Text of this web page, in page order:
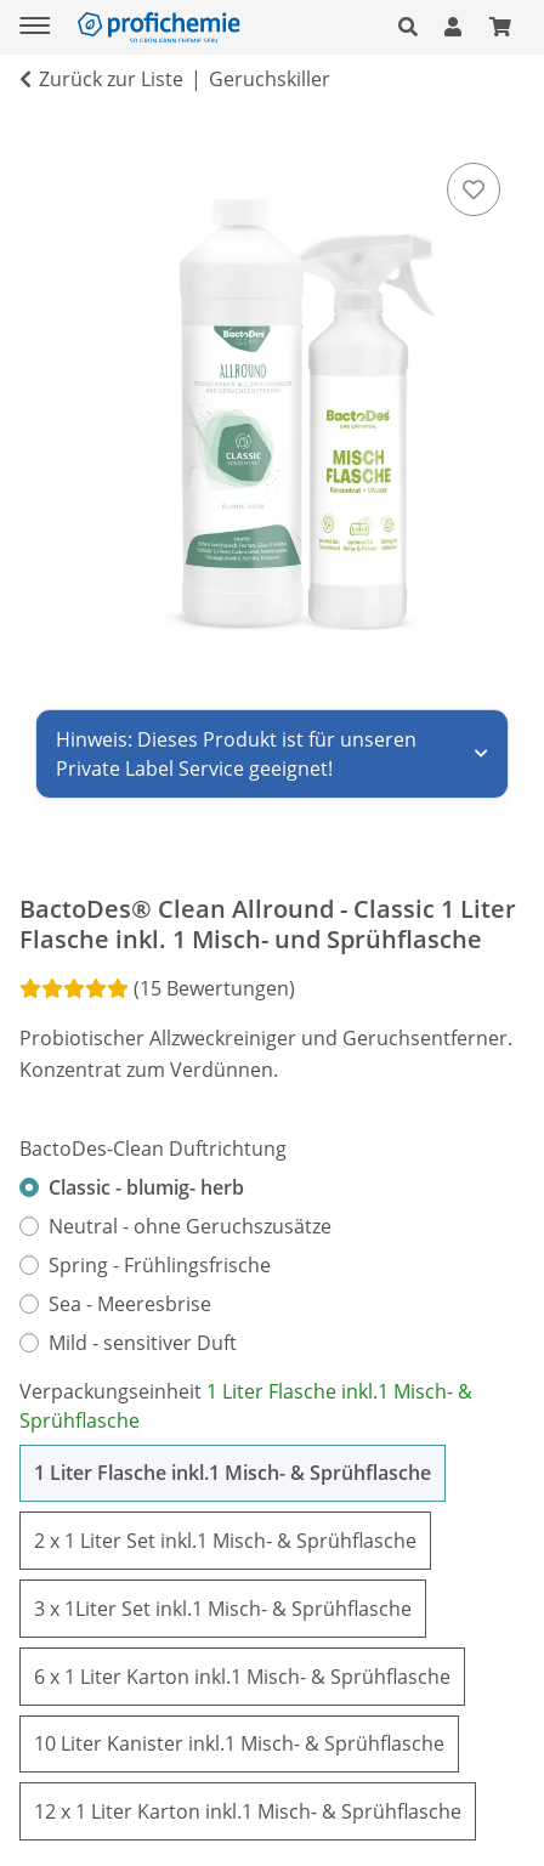
Zurück zur Liste Geruchskiller
Hinweis: Dieses Produkt ist für unseren
Private Label Service geeignet!
BactoDes® Clean Allround - Classic 1 Liter
Flasche inkl. 1 Misch- und Sprühflasche
(15 Bewertungen)
Probiotischer Allzweckreiniger und Geruchsentferner.
Konzentrat zum Verdünnen.
BactoDes-Clean Duftrichtung
Classic - blumig- herb
Neutral - ohne Geruchszusätze
Spring - Frühlingsfrische
Sea - Meeresbrise
Mild - sensitiver Duft
Verpackungseinheit 1 Liter Flasche inkl.1 Misch- &
Sprühflasche
1 Liter Flasche inkl.1 Misch- & Sprühflasche1 Liter
2 x 1 Liter Set inkl.1 Misch- & Sprühflasche2 x 1 Liter
3 x 1Liter Set inkl.1 Misch- & Sprühflasche3 x 1Liter Set
6 x 1 Liter Karton inkl.1 Misch- & Sprühflasche6 x 1
10 Liter Kanister inkl.1 Misch- & Sprühflasche10 Liter
12 x 1 Liter Karton inkl.1 Misch- & Sprühflasche12 x 1